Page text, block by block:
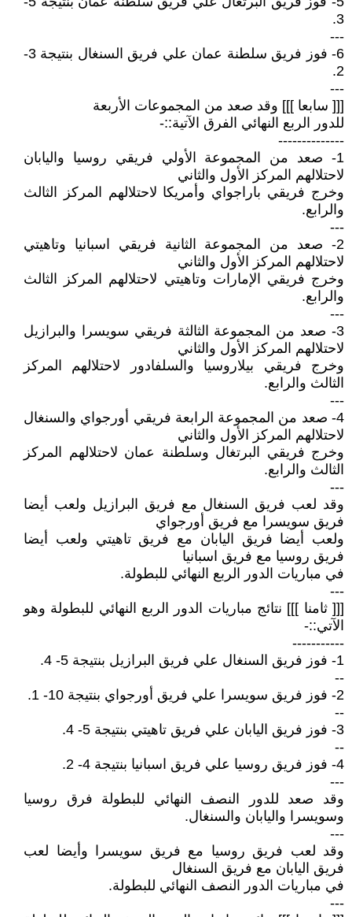
3.
---
6- فوز فريق سلطنة عمان علي فريق السنغال بنتيجة 3-
2.
---
[[[ سابعا ]]] وقد صعد من المجموعات الأربعة
للدور الربع النهائي الفرق الآتية::-
--------------
1- صعد من المجموعة الأولي فريقي روسيا واليابان
لاحتلالهم المركز الأول والثاني
وخرج فريقي باراجواي وأمريكا لاحتلالهم المركز الثالث
والرابع.
---
2- صعد من المجموعة الثانية فريقي اسبانيا وتاهيتي
لاحتلالهم المركز الأول والثاني
وخرج فريقي الإمارات وتاهيتي لاحتلالهم المركز الثالث
والرابع.
---
3- صعد من المجموعة الثالثة فريقي سويسرا والبرازيل
لاحتلالهم المركز الأول والثاني
وخرج فريقي بيلاروسيا والسلفادور لاحتلالهم المركز
الثالث والرابع.
---
4- صعد من المجموعة الرابعة فريقي أورجواي والسنغال
لاحتلالهم المركز الأول والثاني
وخرج فريقي البرتغال وسلطنة عمان لاحتلالهم المركز
الثالث والرابع.
---
وقد لعب فريق السنغال مع فريق البرازيل ولعب أيضا
فريق سويسرا مع فريق أورجواي
ولعب أيضا فريق اليابان مع فريق تاهيتي ولعب أيضا
فريق روسيا مع فريق اسبانيا
في مباريات الدور الربع النهائي للبطولة.
---
[[[ ثامنا ]]] نتائج مباريات الدور الربع النهائي للبطولة وهو
الآتي::-
-----------
1- فوز فريق السنغال علي فريق البرازيل بنتيجة 5- 4.
--
2- فوز فريق سويسرا علي فريق أورجواي بنتيجة 10- 1.
--
3- فوز فريق اليابان علي فريق تاهيتي بنتيجة 5- 4.
--
4- فوز فريق روسيا علي فريق اسبانيا بنتيجة 4- 2.
---
وقد صعد للدور النصف النهائي للبطولة فرق روسيا
وسويسرا واليابان والسنغال.
---
وقد لعب فريق روسيا مع فريق سويسرا وأيضا لعب
فريق اليابان مع فريق السنغال
في مباريات الدور النصف النهائي للبطولة.
---